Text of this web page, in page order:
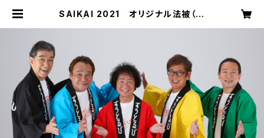
SAIKAI 2021 オリジナル法被（全